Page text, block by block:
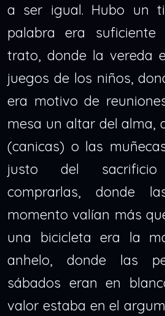
a ser igual. Hubo un
palabra era
trato, donde la vereda
juegos de los niños,
era motivo de
mesa un altar del alma,
(canicas) o las
justo del
comprarlas, donde
momento valían más
una bicicleta era la
anhelo, donde las
sábados eran en
valor estaba en el